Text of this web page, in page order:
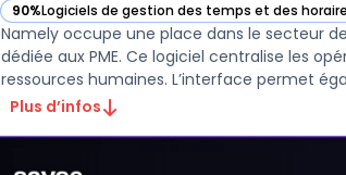
90%Logiciels de gestion des temps et des
— voir Namely dans cette catégorie
Namely occupe une place dans le secteur
dédiée aux PME. Ce logiciel centralise les
Plus d’infos